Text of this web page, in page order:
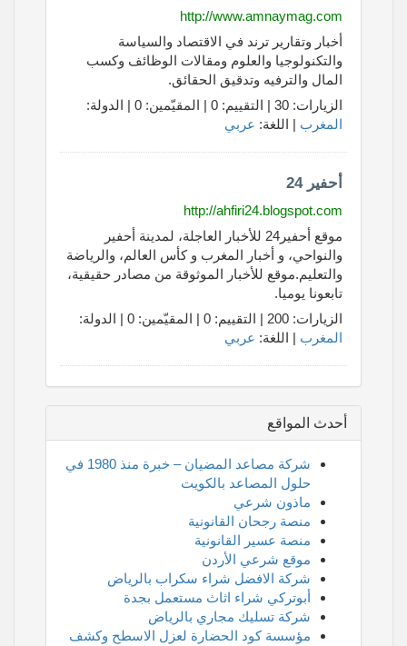
http://www.amnaymag.com
أخبار وتقارير ترند في الاقتصاد والسياسة
والتكنولوجيا والعلوم ومقالات الوظائف وكسب
المال والترفيه وتدقيق الحقائق.
الزيارات: 30 | التقييم: 0 | المقيّمين: 0 | الدولة:
المغرب | اللغة: عربي
أحفير 24
http://ahfiri24.blogspot.com
موقع أحفير24 للأخبار العاجلة، لمدينة أحفير
والنواحي، و أخبار المغرب و كأس العالم، والرياضة
والتعليم.موقع للأخبار الموثوقة من مصادر حقيقية،
تابعونا يوميا.
الزيارات: 200 | التقييم: 0 | المقيّمين: 0 | الدولة:
المغرب | اللغة: عربي
أحدث المواقع
شركة مصاعد المضيان – خبرة منذ 1980 في
حلول المصاعد بالكويت
ماذون شرعي
منصة رجحان القانونية
منصة عسير القانونية
موقع شرعي الأردن
شركة الافضل شراء سكراب بالرياض
أبوتركي شراء اثاث مستعمل بجدة
شركة تسليك مجاري بالرياض
مؤسسة كود الحضارة لعزل الاسطح وكشف